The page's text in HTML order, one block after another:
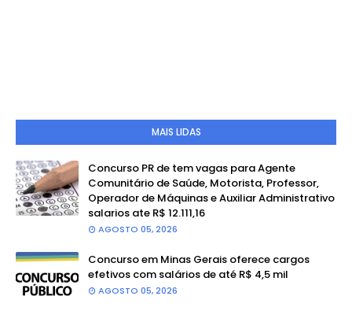
MAIS LIDAS
Concurso PR de tem vagas para Agente
Comunitário de Saúde, Motorista, Professor,
Operador de Máquinas e Auxiliar Administrativo
salarios ate R$ 12.111,16
AGOSTO 05, 2026
Concurso em Minas Gerais oferece cargos
efetivos com salários de até R$ 4,5 mil
AGOSTO 05, 2026